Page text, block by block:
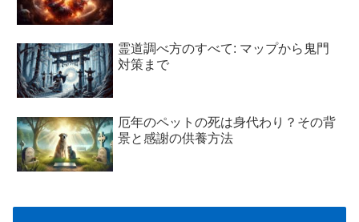
霊道調べ方のすべて: マップから鬼門
対策まで
厄年のペットの死は身代わり？その背
景と感謝の供養方法